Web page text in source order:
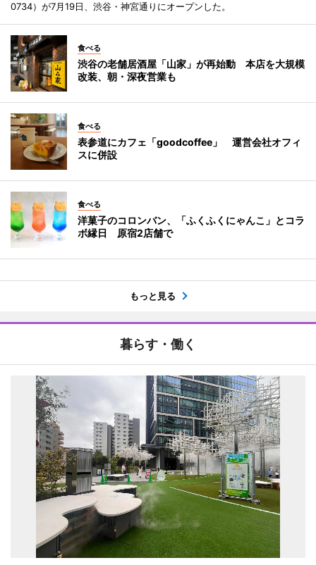
0734）が7月19日、渋谷・神宮通りにオープンした。
食べる
渋谷の老舗居酒屋「山家」が再始動 本店を大規模
改装、朝・深夜営業も
食べる
表参道にカフェ「goodcoffee」 運営会社オフィ
スに併設
食べる
洋菓子のコロンバン、「ふくふくにゃんこ」とコラ
ボ縁日 原宿2店舗で
もっと見る
暮らす・働く